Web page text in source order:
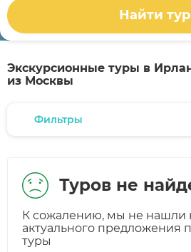
Найти
Экскурсионные туры в
из Москвы
Фильтры
Туров не
К сожалению, мы не нашли
актуального предложения
туры